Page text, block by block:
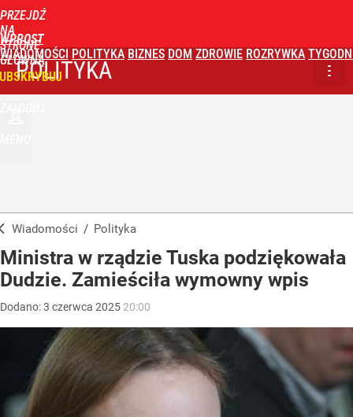
PRZEJDŹ
NA
STRONĘ
GŁÓWNĄ
WPROST
WIADOMOŚCI POLITYKA BIZNES DOM ZDROWIE ROZRYWKA
POLITYKA
Wiadomości / Polityka
Ministra w rządzie Tuska podziękowała
Dudzie. Zamieściła wymowny wpis
Dodano:3 czerwca 2025 20:00